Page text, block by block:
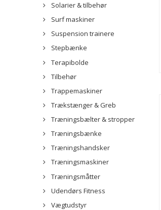
Solarier & tilbehør
Surf maskiner
Suspension trainere
Stepbænke
Terapibolde
Tilbehør
Trappemaskiner
Trækstænger & Greb
Træningsbælter & stropper
Træningsbænke
Træningshandsker
Træningsmaskiner
Træningsmåtter
Udendørs Fitness
Vægtudstyr